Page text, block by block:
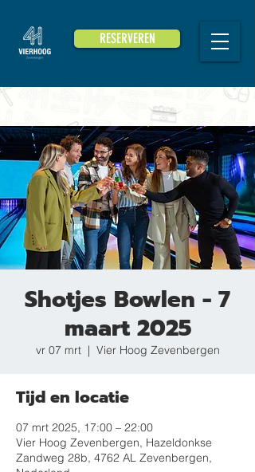
RESERVEREN
Shotjes Bowlen - 7
maart 2025
vr 07 mrt
  |
Vier Hoog Zevenbergen
Tijd en locatie
07 mrt 2025, 17:00 – 22:00
Vier Hoog Zevenbergen, Hazeldonkse
Zandweg 28b, 4762 AL Zevenbergen,